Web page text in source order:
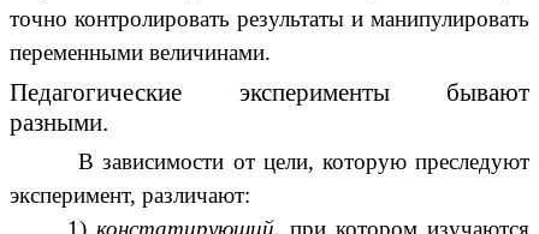
точно контролировать результаты и манипулировать
переменными величинами.
Педагогические эксперименты бывают
разными.
В зависимости от цели, которую преследуют
эксперимент, различают: